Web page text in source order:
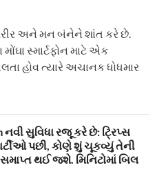
અને મન બંનેને શાંત કરે છે.
સ્માર્ટફોન માટે એક
હોવ ત્યારે અચાનક ધોધમાર
નવી સુવિધા રજૂ કરે છે: ટ્રિપ્સ
પછી, કોણે શું ચૂકવ્યું તેની
થઈ જશે. મિનિટોમાં બિલ